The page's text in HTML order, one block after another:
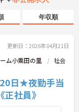
年収順
更新日：2026年04月21日
ム小粟田の里
社会
日★夜勤手当
社員》